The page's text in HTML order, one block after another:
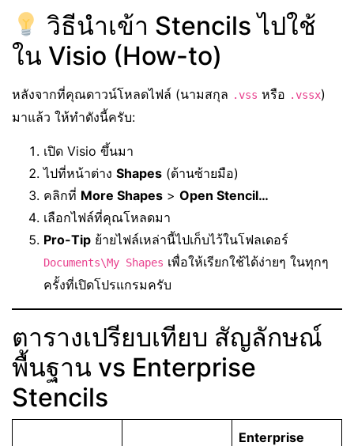
วิธีนำเข้า Stencils ไปใช้
ใน Visio (How-to)
หลังจากที่คุณดาวน์โหลดไฟล์ (นามสกุล .vss หรือ .vssx)
มาแล้ว ให้ทำดังนี้ครับ:
เปิด Visio ขึ้นมา
ไปที่หน้าต่าง Shapes (ด้านซ้ายมือ)
คลิกที่ More Shapes > Open Stencil…
เลือกไฟล์ที่คุณโหลดมา
Pro-Tip ย้ายไฟล์เหล่านี้ไปเก็บไว้ในโฟลเดอร์
Documents\My Shapes เพื่อให้เรียกใช้ได้ง่ายๆ ในทุกๆ
ครั้งที่เปิดโปรแกรมครับ
ตารางเปรียบเทียบ สัญลักษณ์
พื้นฐาน vs Enterprise
Stencils
Enterprise